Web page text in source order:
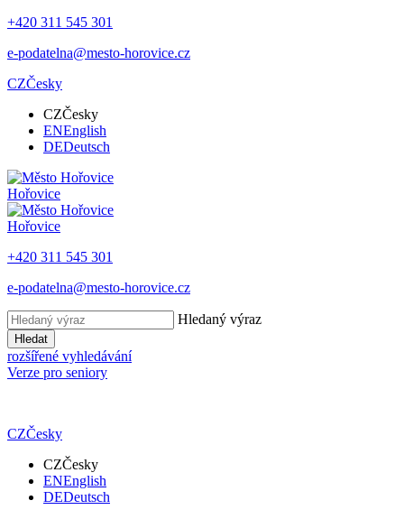
+420 311 545 301
e-podatelna@mesto-horovice.cz
CZČesky
CZČesky
ENEnglish
DEDeutsch
Hořovice
Hořovice
+420 311 545 301
e-podatelna@mesto-horovice.cz
Hledaný výraz
Hledat
rozšířené vyhledávání
Verze pro seniory
CZČesky
CZČesky
ENEnglish
DEDeutsch